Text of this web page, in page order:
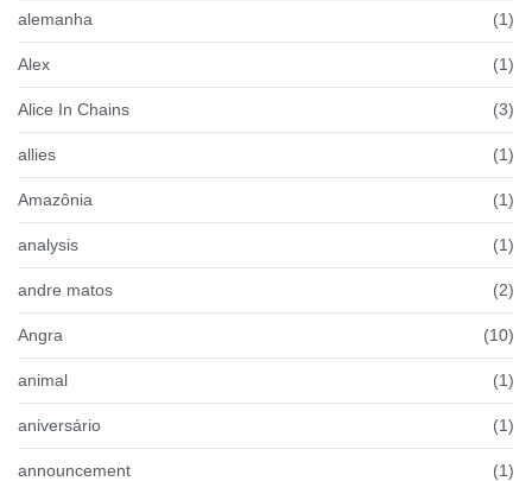
alemanha (1)
Alex (1)
Alice In Chains (3)
allies (1)
Amazônia (1)
analysis (1)
andre matos (2)
Angra (10)
animal (1)
aniversário (1)
announcement (1)